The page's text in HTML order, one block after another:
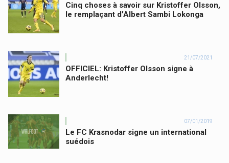
Cinq choses à savoir sur Kristoffer Olsson,
le remplaçant d'Albert Sambi Lokonga
21/07/2021
OFFICIEL: Kristoffer Olsson signe à
Anderlecht!
07/01/2019
Le FC Krasnodar signe un international
suédois